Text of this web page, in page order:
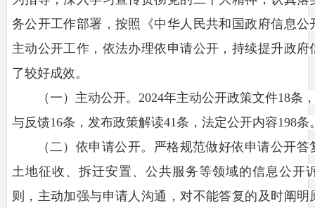
务公开工作部署，按照《中华人民共和国政府信息
主动公开工作，依法办理依申请公开，持续提升政
了较好成效。
（一） 主动公开。 2024年主动公开政策文件18条
与反馈16条，发布政策解读41条，法定公开内容198条
（二） 依申请公开。 严格规范做好依申请公开
土地征收、拆迁安置、公共服务等领域的信息公开
则，主动加强与申请人沟通，对不能答复的及时阐